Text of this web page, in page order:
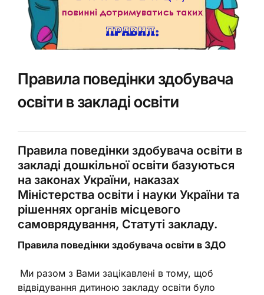
Правила поведінки здобувача
освіти в закладі освіти
Правила поведінки здобувача освіти в
закладі дошкільної освіти базуються
на законах України, наказах
Міністерства освіти і науки України та
рішеннях органів місцевого
самоврядування, Статуті закладу.
Правила поведінки здобувача освіти в ЗДО
Ми разом з Вами зацікавлені в тому, щоб
відвідування дитиною закладу освіти було